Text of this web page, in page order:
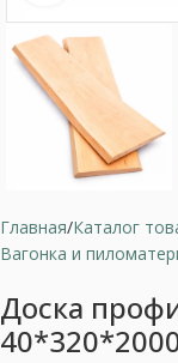
Главная Каталог
Вагонка и
Доска